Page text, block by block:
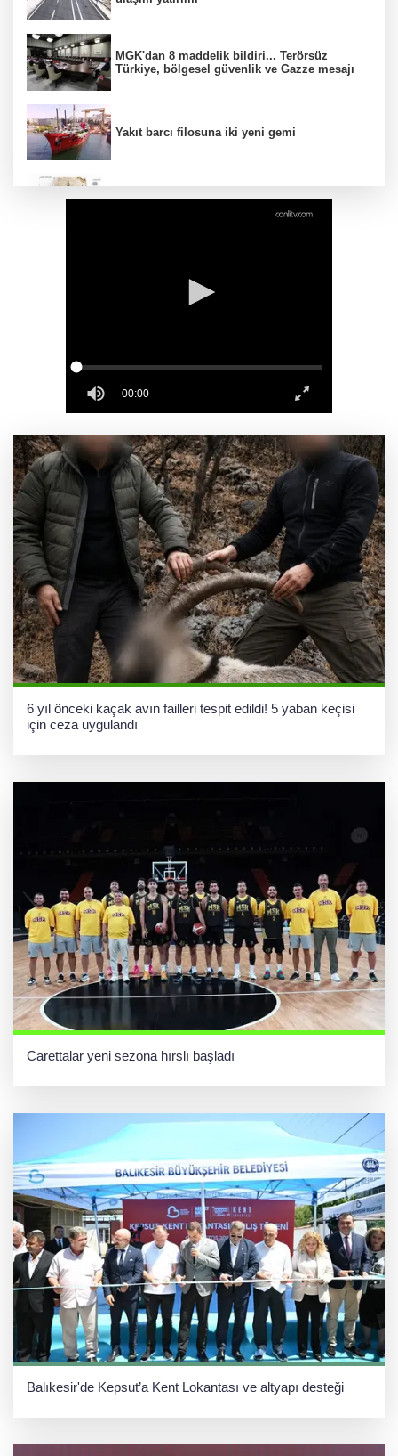
MGK'dan 8 maddelik bildiri... Terörsüz
Türkiye, bölgesel güvenlik ve Gazze mesajı
Yakıt barcı filosuna iki yeni gemi
dönem... Sefer kapasitesi artırıldı
Fındık alım fiyatları açıklandı... Alımlar 24
Ağustos'ta başlıyor
6 yıl önceki kaçak avın failleri tespit edildi! 5 yaban keçisi
için ceza uygulandı
Carettalar yeni sezona hırslı başladı
Balıkesir'de Kepsut’a Kent Lokantası ve altyapı desteği